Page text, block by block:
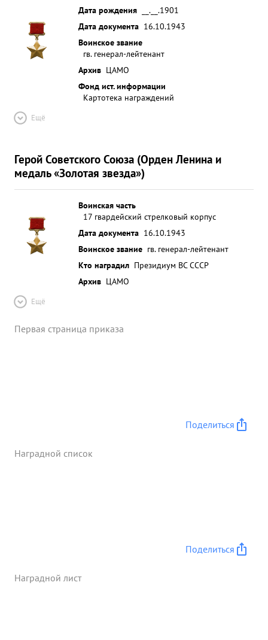
Дата рождения
__.__.1901
Дата документа 16.10.1943
Воинское звание
гв. генерал-лейтенант
Архив ЦАМО
Фонд ист. информации
Картотека награждений
Ещё
Герой Советского Союза (Орден Ленина и
медаль «Золотая звезда»)
Воинская часть
17 гвардейский стрелковый корпус
Дата документа 16.10.1943
Воинское звание гв. генерал-лейтенант
Кто наградил Президиум ВС СССР
Архив ЦАМО
Ещё
Первая страница приказа
Поделиться
Наградной список
Поделиться
Наградной лист